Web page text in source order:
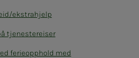
ekstrahjelp
tjenestereiser
ferieopphold med